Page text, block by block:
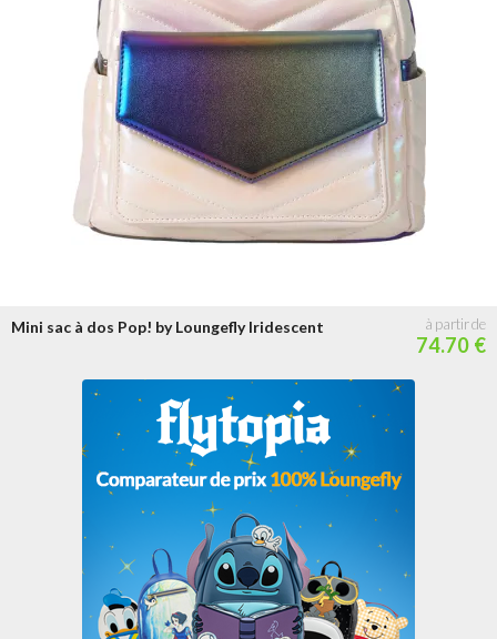
Mini sac à dos Pop! by Loungefly Iridescent
74.70 €